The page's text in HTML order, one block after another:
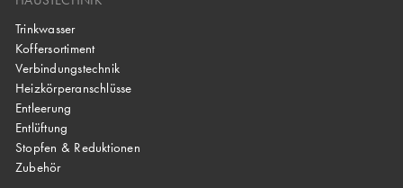
Trinkwasser
Koffersortiment
Verbindungstechnik
Heizkörperanschlüsse
Entleerung
Entlüftung
Stopfen & Reduktionen
Zubehör